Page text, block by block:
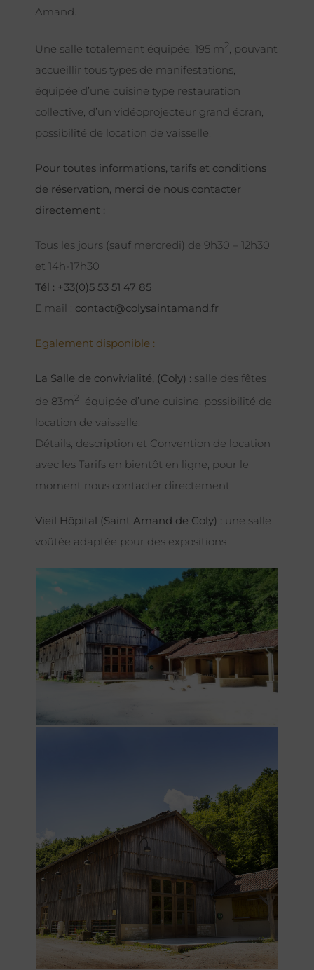
Amand.
Une salle totalement équipée, 195 m2, pouvant
accueillir tous types de manifestations,
équipée d’une cuisine type restauration
collective, d’un vidéoprojecteur grand écran,
possibilité de location de vaisselle.
Pour toutes informations, tarifs et conditions
de réservation, merci de nous contacter
directement :
Tous les jours (sauf mercredi) de 9h30 – 12h30
et 14h-17h30
Tél : +33(0)5 53 51 47 85
E.mail : contact@colysaintamand.fr
Egalement disponible :
La Salle de convivialité, (Coly) : salle des fêtes
de 83m2 équipée d’une cuisine, possibilité de
location de vaisselle.
Détails, description et Convention de location
avec les Tarifs en bientôt en ligne, pour le
moment nous contacter directement.
Vieil Hôpital (Saint Amand de Coly) : une salle
voûtée adaptée pour des expositions